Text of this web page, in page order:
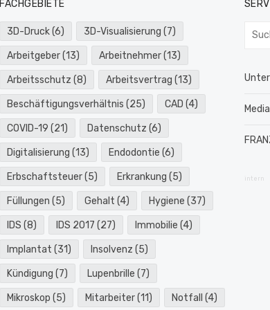
FACHGEBIETE
3D-Druck(6) 3D-Visualisierung (7)
Arbeitgeber(13) Arbeitnehmer(13)
Arbeitsschutz (8) Arbeitsvertrag (13)
Beschäftigungsverhältnis (25) CAD (4)
COVID-19 (21) Datenschutz (6)
Digitalisierung (13) Endodontie (6)
Erbschaftsteuer(5) Erkrankung (5)
Füllungen (5) Gehalt (4) Hygiene (37)
IDS (8) IDS 2017 (27) Immobilie (4)
Implantat (31) Insolvenz (5)
Kündigung (7) Lupenbrille (7)
Mikroskop (5) Mitarbeiter(11) Notfall (4)
intern